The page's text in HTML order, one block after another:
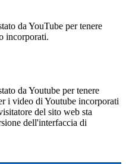
da YouTube per tenere
incorporati.
da Youtube per tenere
i video di Youtube incorporati
del sito web sta
dell'interfaccia di